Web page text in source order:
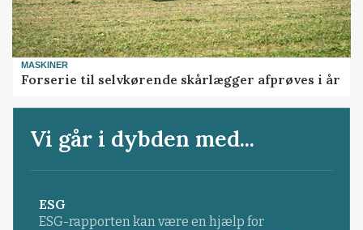
MASKINER
Forserie til selvkørende skårlægger afprøves i år
Vi går i dybden med...
ESG
ESG-rapporten kan være en hjælp for